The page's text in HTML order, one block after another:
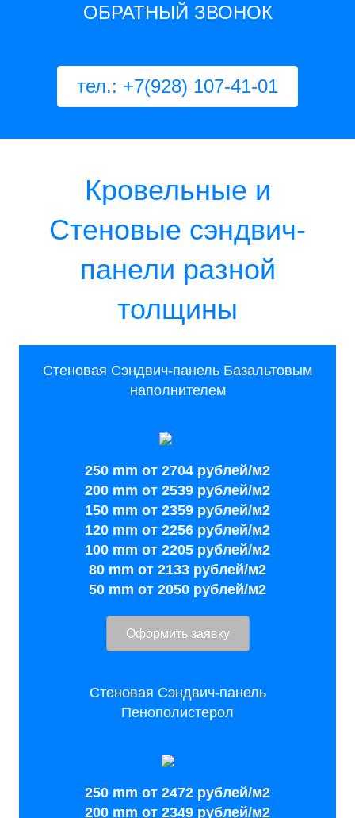
ОБРАТНЫЙ ЗВОНОК
тел.: +7(928) 107-41-01
Кровельные и
Стеновые сэндвич-
панели разной
толщины
Стеновая Сэндвич-панель Базальтовым
наполнителем
250 mm от 2704 рублей/м2
200 mm от 2539 рублей/м2
150 mm от 2359 рублей/м2
120 mm от 2256 рублей/м2
100 mm от 2205 рублей/м2
80 mm от 2133 рублей/м2
50 mm от 2050 рублей/м2
Оформить заявку
Стеновая Сэндвич-панель
Пенополистерол
250 mm от 2472 рублей/м2
200 mm от 2349 рублей/м2